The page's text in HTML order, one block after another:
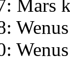
Mars